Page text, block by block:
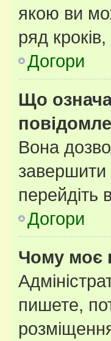
якою ви
ряд
Догори
Що
Вона
завершити
перейдіть
Догори
Чому моє
пишете,